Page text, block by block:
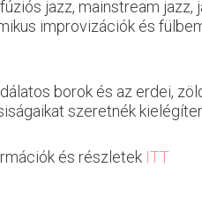
jazz, mainstream
improvizációk és
borok és az erdei,
szeretnék
és részletek ITT